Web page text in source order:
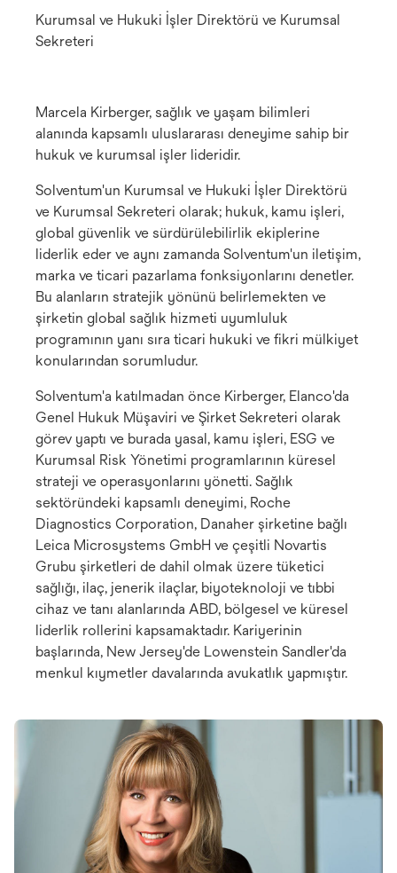
Kurumsal ve Hukuki İşler Direktörü ve Kurumsal
Sekreteri
Marcela Kirberger, sağlık ve yaşam bilimleri
alanında kapsamlı uluslararası deneyime sahip bir
hukuk ve kurumsal işler lideridir.
Solventum'un Kurumsal ve Hukuki İşler Direktörü
ve Kurumsal Sekreteri olarak; hukuk, kamu işleri,
global güvenlik ve sürdürülebilirlik ekiplerine
liderlik eder ve aynı zamanda Solventum'un iletişim,
marka ve ticari pazarlama fonksiyonlarını denetler.
Bu alanların stratejik yönünü belirlemekten ve
şirketin global sağlık hizmeti uyumluluk
programının yanı sıra ticari hukuki ve fikri mülkiyet
konularından sorumludur.
Solventum'a katılmadan önce Kirberger, Elanco'da
Genel Hukuk Müşaviri ve Şirket Sekreteri olarak
görev yaptı ve burada yasal, kamu işleri, ESG ve
Kurumsal Risk Yönetimi programlarının küresel
strateji ve operasyonlarını yönetti. Sağlık
sektöründeki kapsamlı deneyimi, Roche
Diagnostics Corporation, Danaher şirketine bağlı
Leica Microsystems GmbH ve çeşitli Novartis
Grubu şirketleri de dahil olmak üzere tüketici
sağlığı, ilaç, jenerik ilaçlar, biyoteknoloji ve tıbbi
cihaz ve tanı alanlarında ABD, bölgesel ve küresel
liderlik rollerini kapsamaktadır. Kariyerinin
başlarında, New Jersey'de Lowenstein Sandler'da
menkul kıymetler davalarında avukatlık yapmıştır.